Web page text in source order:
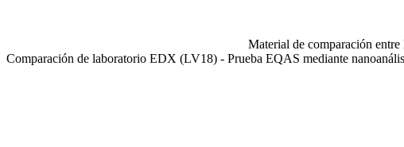
Material de comparación entre
Comparación de laboratorio EDX (LV18) - Prueba EQAS mediante